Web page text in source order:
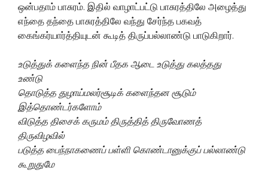
ஒன்பதாம் பாசுரம். இதில் வாழாட்பட்டு பாசுரத்திலே அழைத்து
எந்தை தந்தை பாசுரத்திலே வந்து சேர்ந்த பகவத்
கைங்கர்யார்த்தியுடன் கூடித் திருப்பல்லாண்டு பாடுகிறார்.
உடுத்துக் களைந்த நின் பீதக ஆடை உடுத்து கலத்தது
உண்டு
தொடுத்த துழாய்மலர்சூடிக் களைந்தன சூடும்
இத்தொண்டர்களோம்
விடுத்த திசைக் கருமம் திருத்தித் திருவோணத்
திருவிழவில்
படுத்த பைந்நாகணைப் பள்ளி கொண்டானுக்குப் பல்லாண்டு
கூறுதுமே